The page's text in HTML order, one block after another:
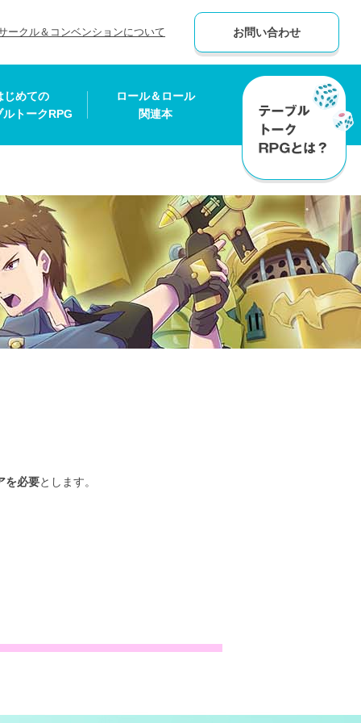
ークル＆コンベンションについて お問い合わせ
じめての
ルトークRPG
ロール＆ロール
関連本
を必要とします。